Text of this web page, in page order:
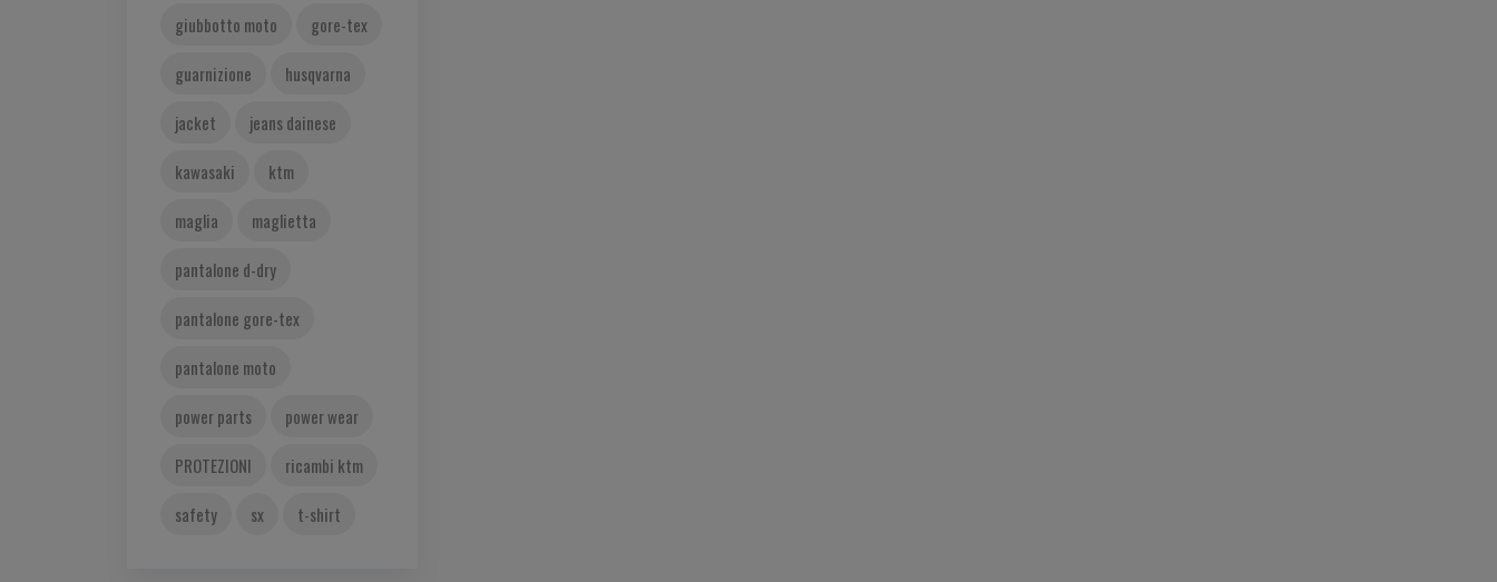
giubbotto moto
gore-tex
guarnizione
husqvarna
jacket
jeans dainese
kawasaki
ktm
maglia
maglietta
pantalone d-dry
pantalone gore-tex
pantalone moto
power parts
power wear
PROTEZIONI
ricambi ktm
safety
sx t-shirt